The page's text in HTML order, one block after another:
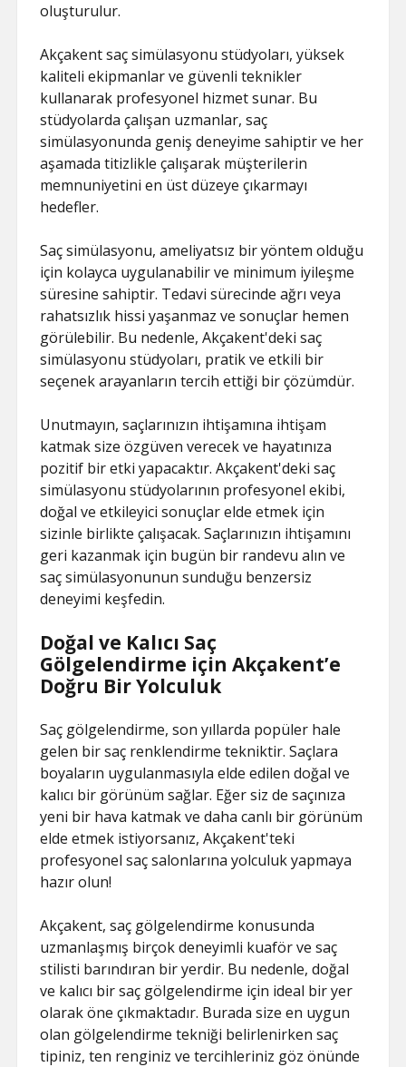
oluşturulur.
Akçakent saç simülasyonu stüdyoları, yüksek
kaliteli ekipmanlar ve güvenli teknikler
kullanarak profesyonel hizmet sunar. Bu
stüdyolarda çalışan uzmanlar, saç
simülasyonunda geniş deneyime sahiptir ve her
aşamada titizlikle çalışarak müşterilerin
memnuniyetini en üst düzeye çıkarmayı
hedefler.
Saç simülasyonu, ameliyatsız bir yöntem olduğu
için kolayca uygulanabilir ve minimum iyileşme
süresine sahiptir. Tedavi sürecinde ağrı veya
rahatsızlık hissi yaşanmaz ve sonuçlar hemen
görülebilir. Bu nedenle, Akçakent'deki saç
simülasyonu stüdyoları, pratik ve etkili bir
seçenek arayanların tercih ettiği bir çözümdür.
Unutmayın, saçlarınızın ihtişamına ihtişam
katmak size özgüven verecek ve hayatınıza
pozitif bir etki yapacaktır. Akçakent'deki saç
simülasyonu stüdyolarının profesyonel ekibi,
doğal ve etkileyici sonuçlar elde etmek için
sizinle birlikte çalışacak. Saçlarınızın ihtişamını
geri kazanmak için bugün bir randevu alın ve
saç simülasyonunun sunduğu benzersiz
deneyimi keşfedin.
Doğal ve Kalıcı Saç
Gölgelendirme için Akçakent’e
Doğru Bir Yolculuk
Saç gölgelendirme, son yıllarda popüler hale
gelen bir saç renklendirme tekniktir. Saçlara
boyaların uygulanmasıyla elde edilen doğal ve
kalıcı bir görünüm sağlar. Eğer siz de saçınıza
yeni bir hava katmak ve daha canlı bir görünüm
elde etmek istiyorsanız, Akçakent'teki
profesyonel saç salonlarına yolculuk yapmaya
hazır olun!
Akçakent, saç gölgelendirme konusunda
uzmanlaşmış birçok deneyimli kuaför ve saç
stilisti barındıran bir yerdir. Bu nedenle, doğal
ve kalıcı bir saç gölgelendirme için ideal bir yer
olarak öne çıkmaktadır. Burada size en uygun
olan gölgelendirme tekniği belirlenirken saç
tipiniz, ten renginiz ve tercihleriniz göz önünde